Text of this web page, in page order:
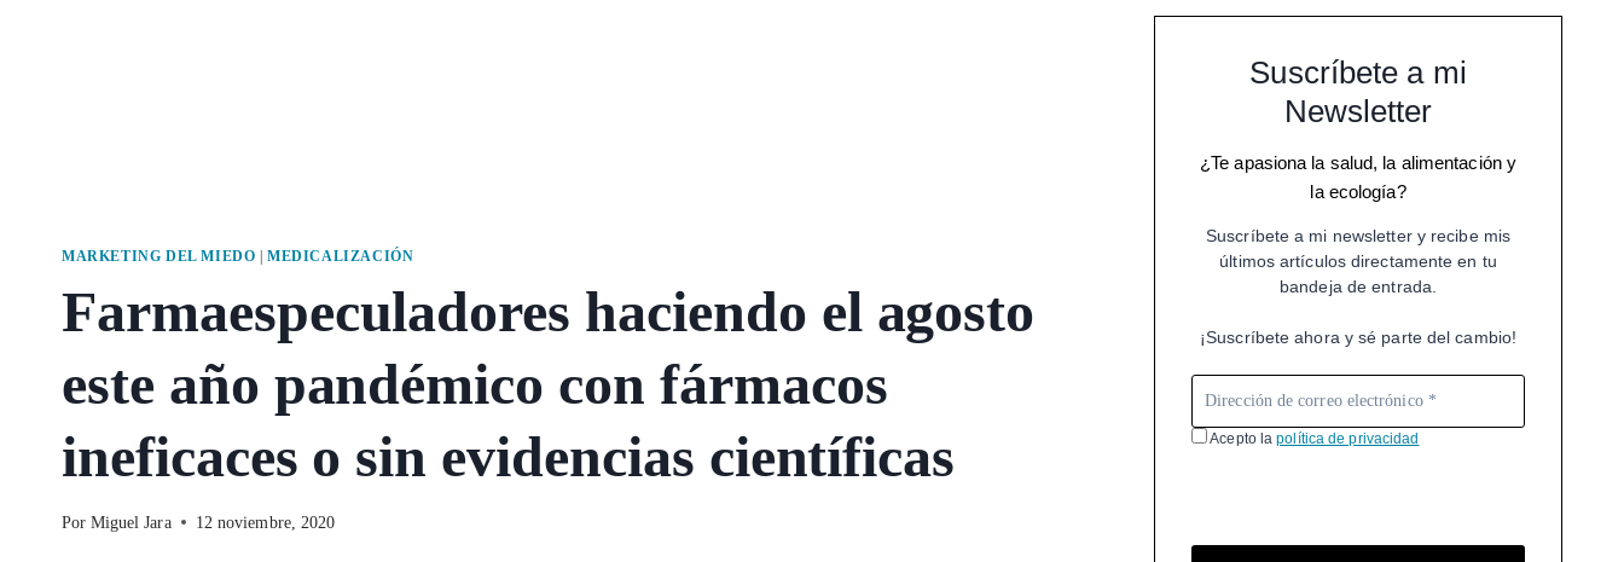
MARKETING DEL MIEDO |MEDICALIZACIÓN
Farmaespeculadores haciendo el agosto
este año pandémico con fármacos
ineficaces o sin evidencias científicas
Por Miguel Jara 12 noviembre, 2020
Suscríbete a mi
Newsletter
¿Te apasiona la salud, la alimentación y
la ecología?
Suscríbete a mi newsletter y recibe mis
últimos artículos directamente en tu
bandeja de entrada.
¡Suscríbete ahora y sé parte del cambio!
Acepto lapolítica de privacidad